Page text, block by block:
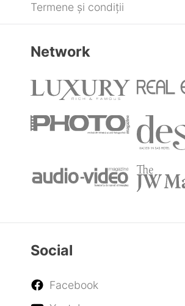
Termene și condiții
Network
Social
Facebook